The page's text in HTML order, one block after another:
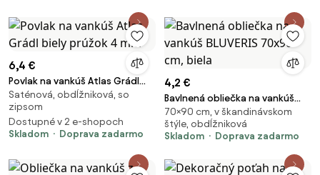
6,4 €
Povlak na vankúš Atlas Grádl
biely prúžok 4 mm
Saténová, obdĺžniková, so
zipsom
Dostupné v 2 e-shopoch
Skladom
Doprava zadarmo
4,2 €
Bavlnená obliečka na vankúš
BLUVERIS 70x90 cm, biela
70×90 cm, v škandinávskom
štýle, obdĺžniková
Skladom
Doprava zadarmo